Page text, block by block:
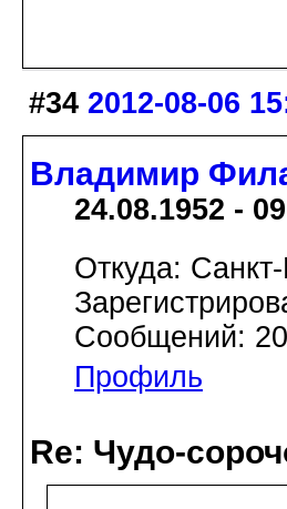
#34 2012-08-06
Владимир
24.08.1952 -
Откуда:
Сообщений:
Профиль
Re: Чудо-